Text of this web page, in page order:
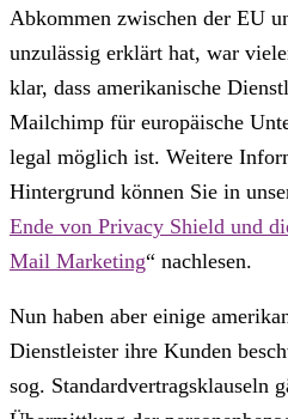
Abkommen zwischen der EU
unzulässig erklärt hat, war
klar, dass amerikanische
Mailchimp für europäische
legal möglich ist. Weitere
Hintergrund können Sie in
Ende von Privacy Shield und
Mail Marketing“ nachlesen.
Nun haben aber einige
Dienstleister ihre Kunden
sog. Standardvertragsklauseln